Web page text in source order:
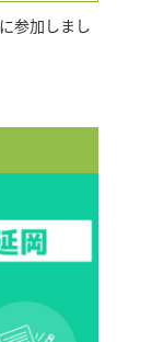
参加しまし